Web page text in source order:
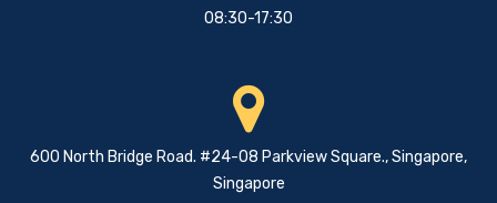
08:30-17:30
600 North Bridge Road. #24-08 Parkview Square., Singapore,
Singapore